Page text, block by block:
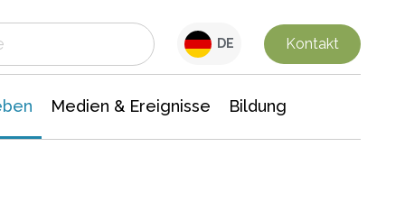
DE Kontakt
Medien & Ereignisse Bildung